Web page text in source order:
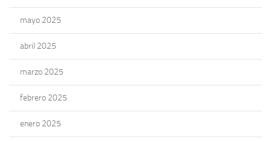
mayo 2025
abril 2025
marzo 2025
febrero 2025
enero 2025